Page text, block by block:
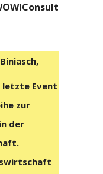
letzte Event
zur
der